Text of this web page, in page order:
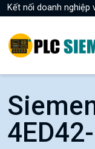
Kết nối doanh nghiệp